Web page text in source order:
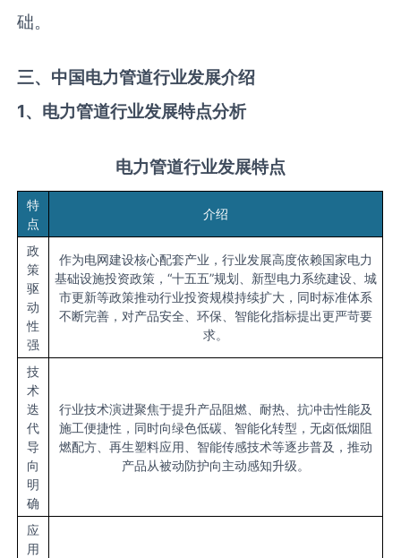
础。
三、中国电力管道行业发展介绍
1、电力管道行业发展特点分析
电力管道行业发展特点
特
点
介绍
政
策
驱
动
性
强
作为电网建设核心配套产业，行业发展高度依赖国家电力
基础设施投资政策，“十五五”规划、新型电力系统建设、城
市更新等政策推动行业投资规模持续扩大，同时标准体系
不断完善，对产品安全、环保、智能化指标提出更严苛要
求。
技
术
迭
代
导
向
明
确
行业技术演进聚焦于提升产品阻燃、耐热、抗冲击性能及
施工便捷性，同时向绿色低碳、智能化转型，无卤低烟阻
燃配方、再生塑料应用、智能传感技术等逐步普及，推动
产品从被动防护向主动感知升级。
应
用